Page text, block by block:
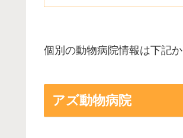
個別の動物病院情報は下記
アズ動物病院